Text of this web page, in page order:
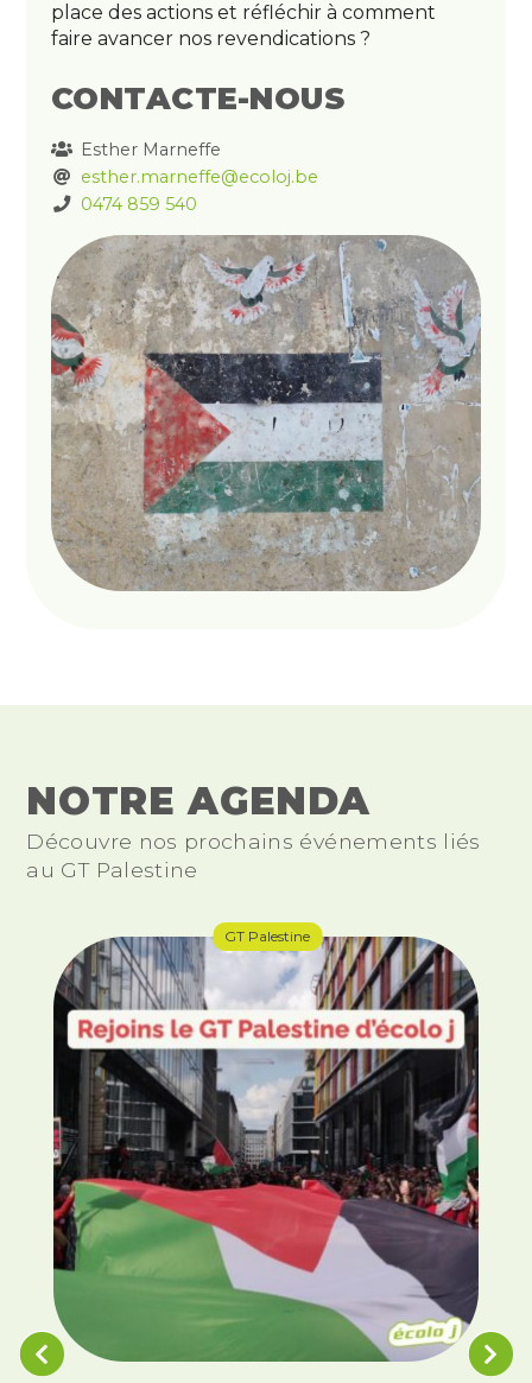
place des actions et réfléchir à comment
faire avancer nos revendications ?
CONTACTE-NOUS
Esther Marneffe
esther.marneffe@ecoloj.be
0474 859 540
NOTRE AGENDA
Découvre nos prochains événements liés
au GT Palestine
GT Palestine